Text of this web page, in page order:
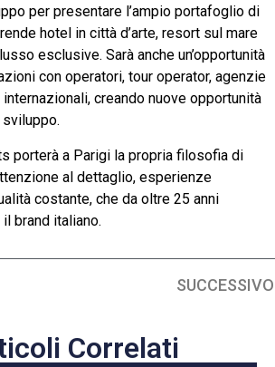
per presentare l’ampio portafoglio di
hotel in città d’arte, resort sul mare
esclusive. Sarà anche un’opportunità
con operatori, tour operator, agenzie
creando nuove opportunità
porterà a Parigi la propria filosofia di
al dettaglio, esperienze
costante, che da oltre 25 anni
brand italiano.
SUCCESSIVO
Correlati